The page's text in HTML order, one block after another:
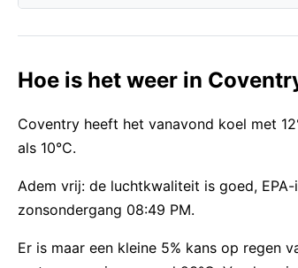
Hoe is het weer in
Coventry heeft het vanavond koel met
als 10°C.
Adem vrij: de luchtkwaliteit is goed,
zonsondergang 08:49 PM.
Er is maar een kleine 5% kans op regen